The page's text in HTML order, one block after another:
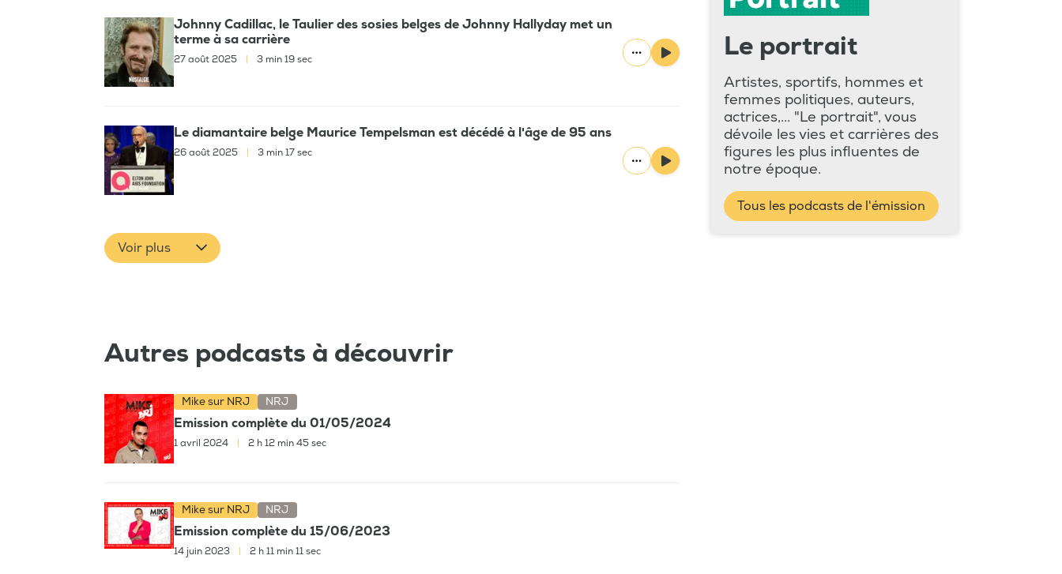
Johnny Cadillac, le Taulier des sosies belges de Johnny Hallyday met un
terme à sa carrière
27 août 2025 3 min 19 sec
Le diamantaire belge Maurice Tempelsman est décédé à l'âge de 95 ans
26 août 2025 3 min 17 sec
Voir plus
Le portrait
Artistes, sportifs, hommes et
femmes politiques, auteurs,
actrices,... "Le portrait", vous
dévoile les vies et carrières des
figures les plus influentes de
notre époque.
Tous les podcasts de l'émission
Autres podcasts à découvrir
Mike sur NRJ NRJ
Emission complète du 01/05/2024
1 avril 2024 2 h 12 min 45 sec
Mike sur NRJ NRJ
Emission complète du 15/06/2023
14 juin 2023 2 h 11 min 11 sec